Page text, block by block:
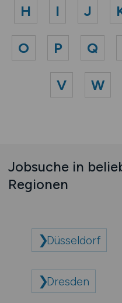
H I J
O P Q
V W
Jobsuche in
Regionen
Düsseldorf
Dresden